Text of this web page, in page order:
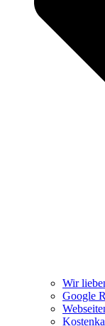
Wir
Google